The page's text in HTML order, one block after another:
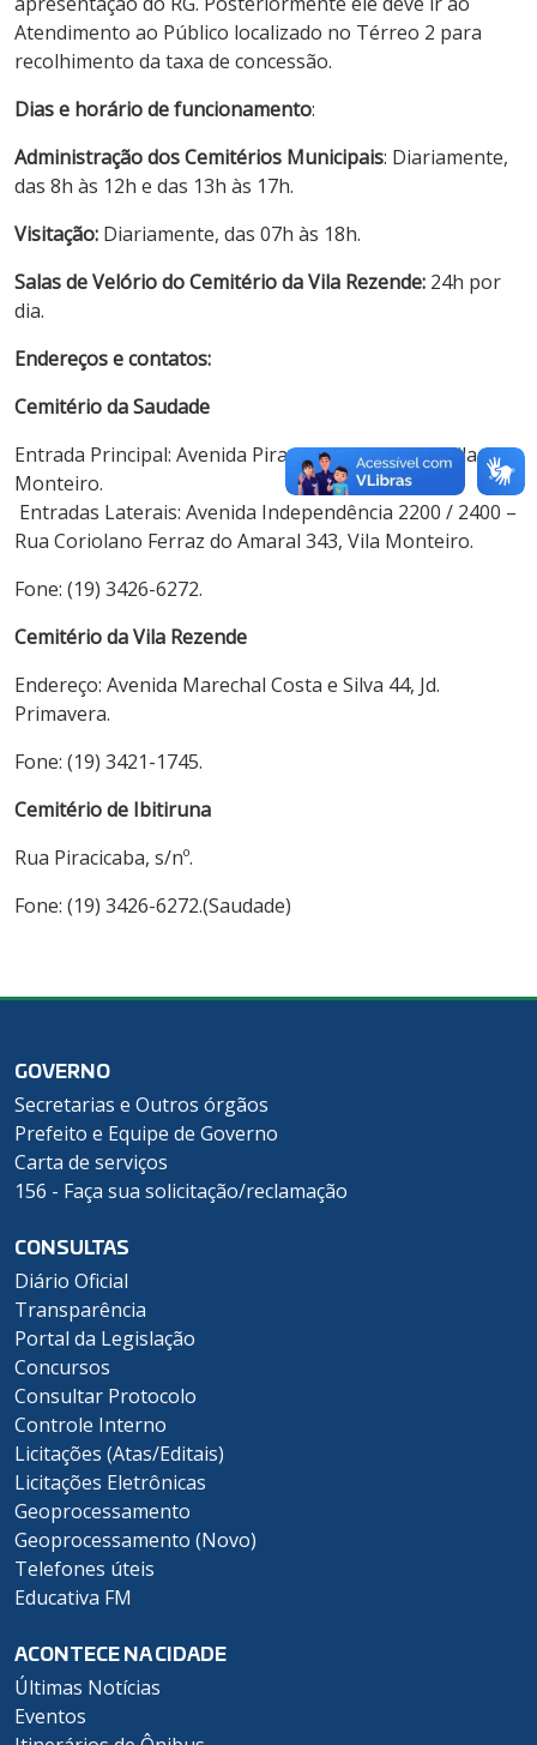
Atendimento ao Público localizado no Térreo 2 para
recolhimento da taxa de concessão.
Dias e horário de funcionamento:
Administração dos Cemitérios Municipais: Diariamente,
das 8h às 12h e das 13h às 17h.
Visitação: Diariamente, das 07h às 18h.
Salas de Velório do Cemitério da Vila Rezende: 24h por
dia.
Endereços e contatos:
Cemitério da Saudade
Entrada Principal: Avenida Piracicamirim, 2201 – Vila
Monteiro.
Entradas Laterais: Avenida Independência 2200 / 2400 –
Rua Coriolano Ferraz do Amaral 343, Vila Monteiro.
Fone: (19) 3426-6272.
Cemitério da Vila Rezende
Endereço: Avenida Marechal Costa e Silva 44, Jd.
Primavera.
Fone: (19) 3421-1745.
Cemitério de Ibitiruna
Rua Piracicaba, s/nº.
Fone: (19) 3426-6272.(Saudade)
GOVERNO
Secretarias e Outros órgãos
Prefeito e Equipe de Governo
Carta de serviços
156 - Faça sua solicitação/reclamação
CONSULTAS
Diário Oficial
Transparência
Portal da Legislação
Concursos
Consultar Protocolo
Controle Interno
Licitações (Atas/Editais)
Licitações Eletrônicas
Geoprocessamento
Geoprocessamento (Novo)
Telefones úteis
Educativa FM
ACONTECE NA CIDADE
Últimas Notícias
Eventos